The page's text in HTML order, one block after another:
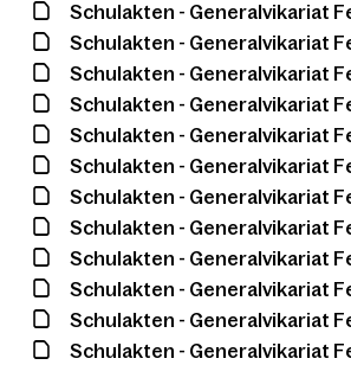
Schulakten - Generalvikariat
Schulakten - Generalvikariat
Schulakten - Generalvikariat
Schulakten - Generalvikariat
Schulakten - Generalvikariat
Schulakten - Generalvikariat
Schulakten - Generalvikariat
Schulakten - Generalvikariat
Schulakten - Generalvikariat
Schulakten - Generalvikariat
Schulakten - Generalvikariat
Schulakten - Generalvikariat